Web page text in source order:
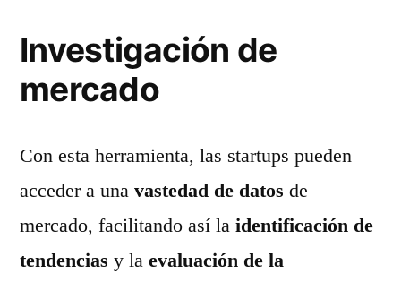
Investigación de
mercado
Con esta herramienta, las startups pueden
acceder a una vastedad de datos de
mercado, facilitando así la identificación de
tendencias y la evaluación de la